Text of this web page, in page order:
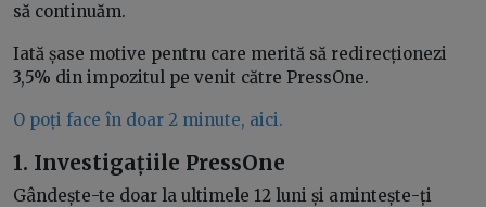
să continuăm.
Iată șase motive pentru care merită să redirecționezi
3,5% din impozitul pe venit către PressOne.
O poți face în doar 2 minute, aici.
1. Investigațiile PressOne
Gândește-te doar la ultimele 12 luni și amintește-ți